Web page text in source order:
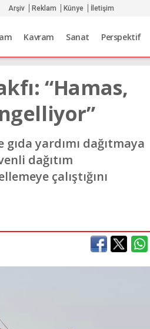
Arşiv Reklam Künye İletişim
Kavram Sanat Perspektif
“Hamas,
gıda yardımı dağıtmaya
dağıtım
çalıştığını